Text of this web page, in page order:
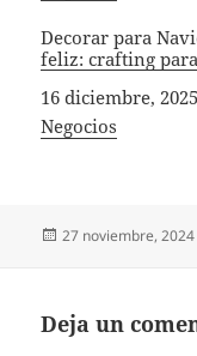
Decorar para
feliz: crafting
Fecha
16 diciembre, 2025
In relation to
Negocios
Publicado
27 noviembre, 2024
Deja un